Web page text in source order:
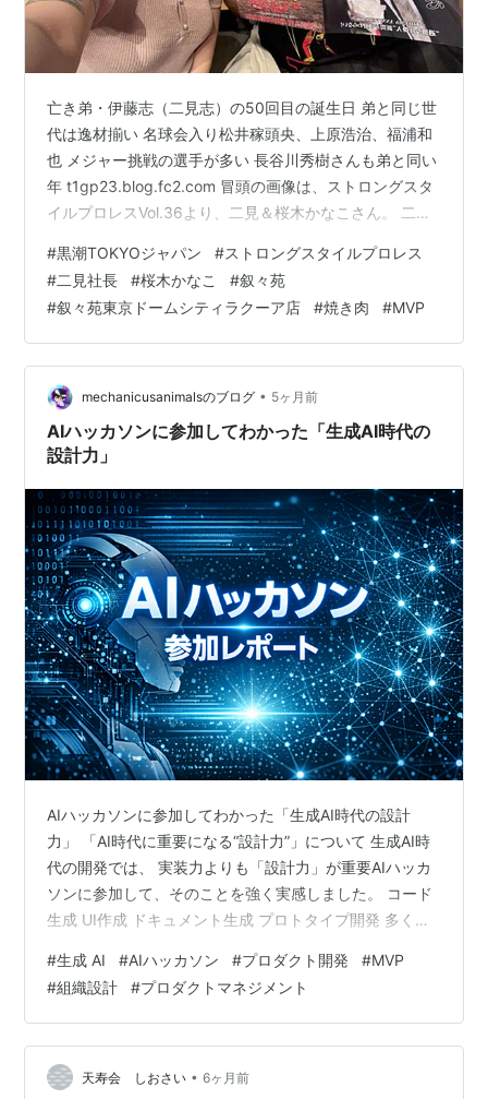
亡き弟・伊藤志（二見志）の50回目の誕生日 弟と同じ世
代は逸材揃い 名球会入り松井稼頭央、上原浩治、福浦和
也 メジャー挑戦の選手が多い 長谷川秀樹さんも弟と同い
年 t1gp23.blog.fc2.com 冒頭の画像は、ストロングスタ
イルプロレスVol.36より、二見＆桜木かなこさん。 二見
トロングスタイルプロレスVol.36」を振り返るシリーズ
第6弾。 二見と桜木かなこさんの感想と、大会終了後、
叙々苑に行った話を中心に取り上げる。 画像を26枚アッ
プ。 以下、26枚の内訳。 二見＆桜木かなこさん
SSPW36 4枚 桜木かなこさん SS…
#黒潮TOKYOジャパン #ストロングスタイルプロレス
#二見社長 #桜木かなこ #叙々苑
#叙々苑東京ドームシティラクーア店 #焼き肉 #MVP
mechanicusanimalsのブログ • 5ヶ月前
AIハッカソンに参加してわかった「生成AI時代の
設計力」
AIハッカソンに参加してわかった「生成AI時代の設計
力」 「AI時代に重要になる“設計力”」について 生成AI時
代の開発では、 実装力よりも「設計力」が重要AIハッカ
ソンに参加して、そのことを強く実感しました。 コード
生成 UI作成 ドキュメント生成 プロトタイプ開発 多くの
加をして感じたことは、「AIの性能」よりも「設計力」
が成果を左右するという事実です。AIハッカソンに参加
してわかった、 AIハッカソンで実際に取り組んだこと 生
成AIを使ったプロダクト開発の進め方 AI時代に重要にな
る「設計力」 AI導入がうまくいかない理由 ということ…
#生成 AI #AIハッカソン #プロダクト開発 #MVP
#組織設計 #プロダクトマネジメント
天寿会 しおさい • 6ヶ月前